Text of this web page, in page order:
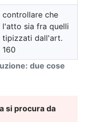
due cose
controllare che
l'atto sia fra quelli
tipizzati dall'art.
160
si procura da